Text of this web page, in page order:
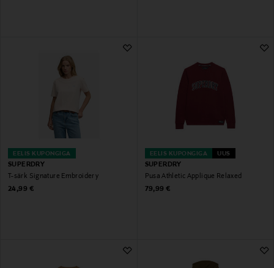
EELIS KUPONGIGA
SUPERDRY
T-särk Signature Embroidery
Original Price
24,99 €
EELIS KUPONGIGA UUS
SUPERDRY
Pusa Athletic Applique Relaxed
Original Price
79,99 €